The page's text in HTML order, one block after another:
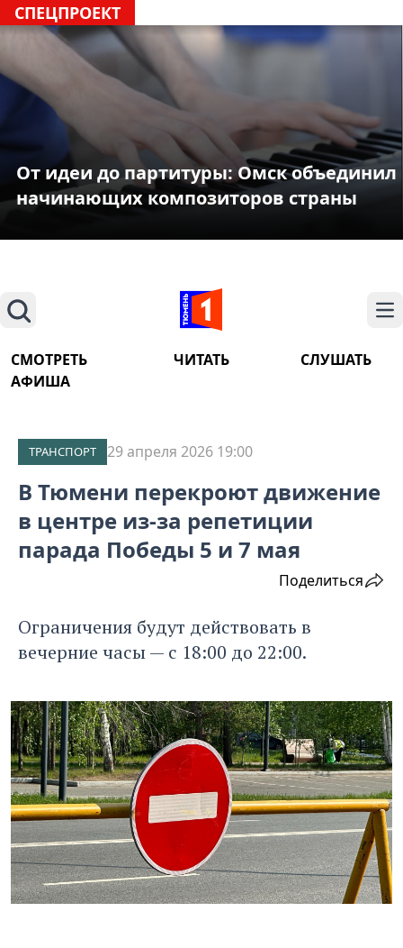
СПЕЦПРОЕКТ
От идеи до партитуры: Омск объединил
начинающих композиторов страны
Поиск
СМОТРЕТЬ ЧИТАТЬ
СЛУШАТЬ
АФИША
ТРАНСПОРТ 29 апреля 2026 19:00
В Тюмени перекроют движение
в центре из-за репетиции
парада Победы 5 и 7 мая
Поделиться
Ограничения будут действовать в
вечерние часы — с 18:00 до 22:00.